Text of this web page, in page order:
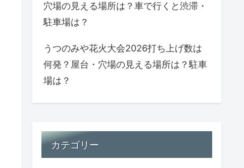
穴場の見える場所は？車で行くと渋滞・
駐車場は？
うつのみや花火大会2026打ち上げ数は
何発？屋台・穴場の見える場所は？駐車
場は？
カテゴリー